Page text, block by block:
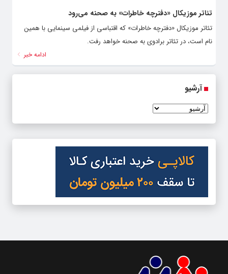
تئاتر موزیکال «دفترچه خاطرات» به صحنه می‌رود
تئاتر موزیکال «دفترچه خاطرات» که اقتباسی از فیلمی سینمایی با همین
نام است، در تئاتر برادوی به صحنه خواهد رفت.
ادامه خبر
آرشیو